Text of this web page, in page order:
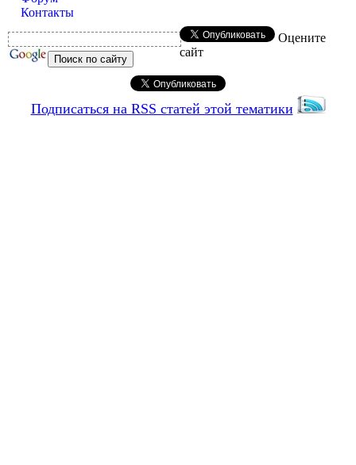
Контакты
Оцените
сайт
Подписаться на RSS статей этой тематики